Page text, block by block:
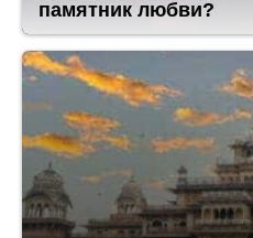
памятник любви?